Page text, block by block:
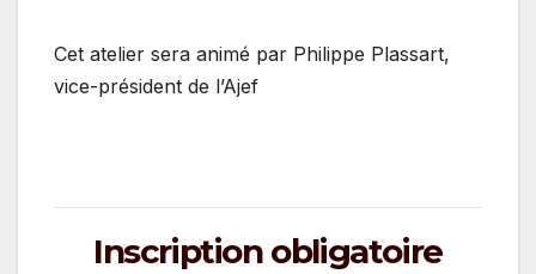
Cet atelier sera animé par Philippe Plassart,
vice-président de l’Ajef
Inscription obligatoire